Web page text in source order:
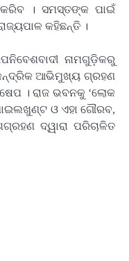
କରିବ । ସମସ୍ତଙ୍କ ପାଇଁ
କହିଛନ୍ତି ।
ନାମଗୁଡ଼ିକରୁ
ଆଭିମୁଖ୍ୟ ଗ୍ରହଣ
। ରାଜ ଭବନକୁ ‘ଲୋକ
ଓ ଏହା ଗୌରବ,
ଦ୍ୱାରା ପରିଚାଳିତ